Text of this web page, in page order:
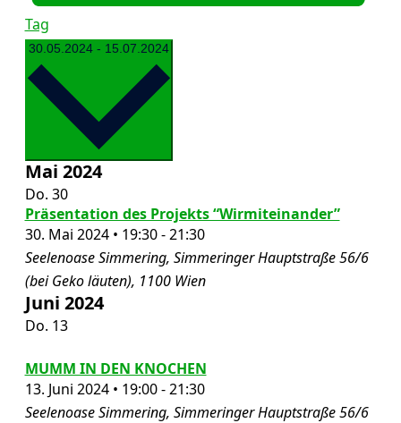
Tag
30.05.2024 - 15.07.2024Datum
Mai 2024
Do. 30
Präsentation des Projekts “Wirmiteinander”
30. Mai 2024 • 19:30-21:30
Seelenoase Simmering, Simmeringer Hauptstraße 56/6
(bei Geko läuten), 1100 Wien
Juni 2024
Do. 13
MUMM IN DEN KNOCHEN
13. Juni 2024 • 19:00-21:30
Seelenoase Simmering, Simmeringer Hauptstraße 56/6